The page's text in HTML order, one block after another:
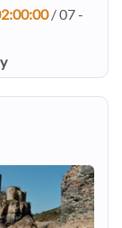
/ 07 -